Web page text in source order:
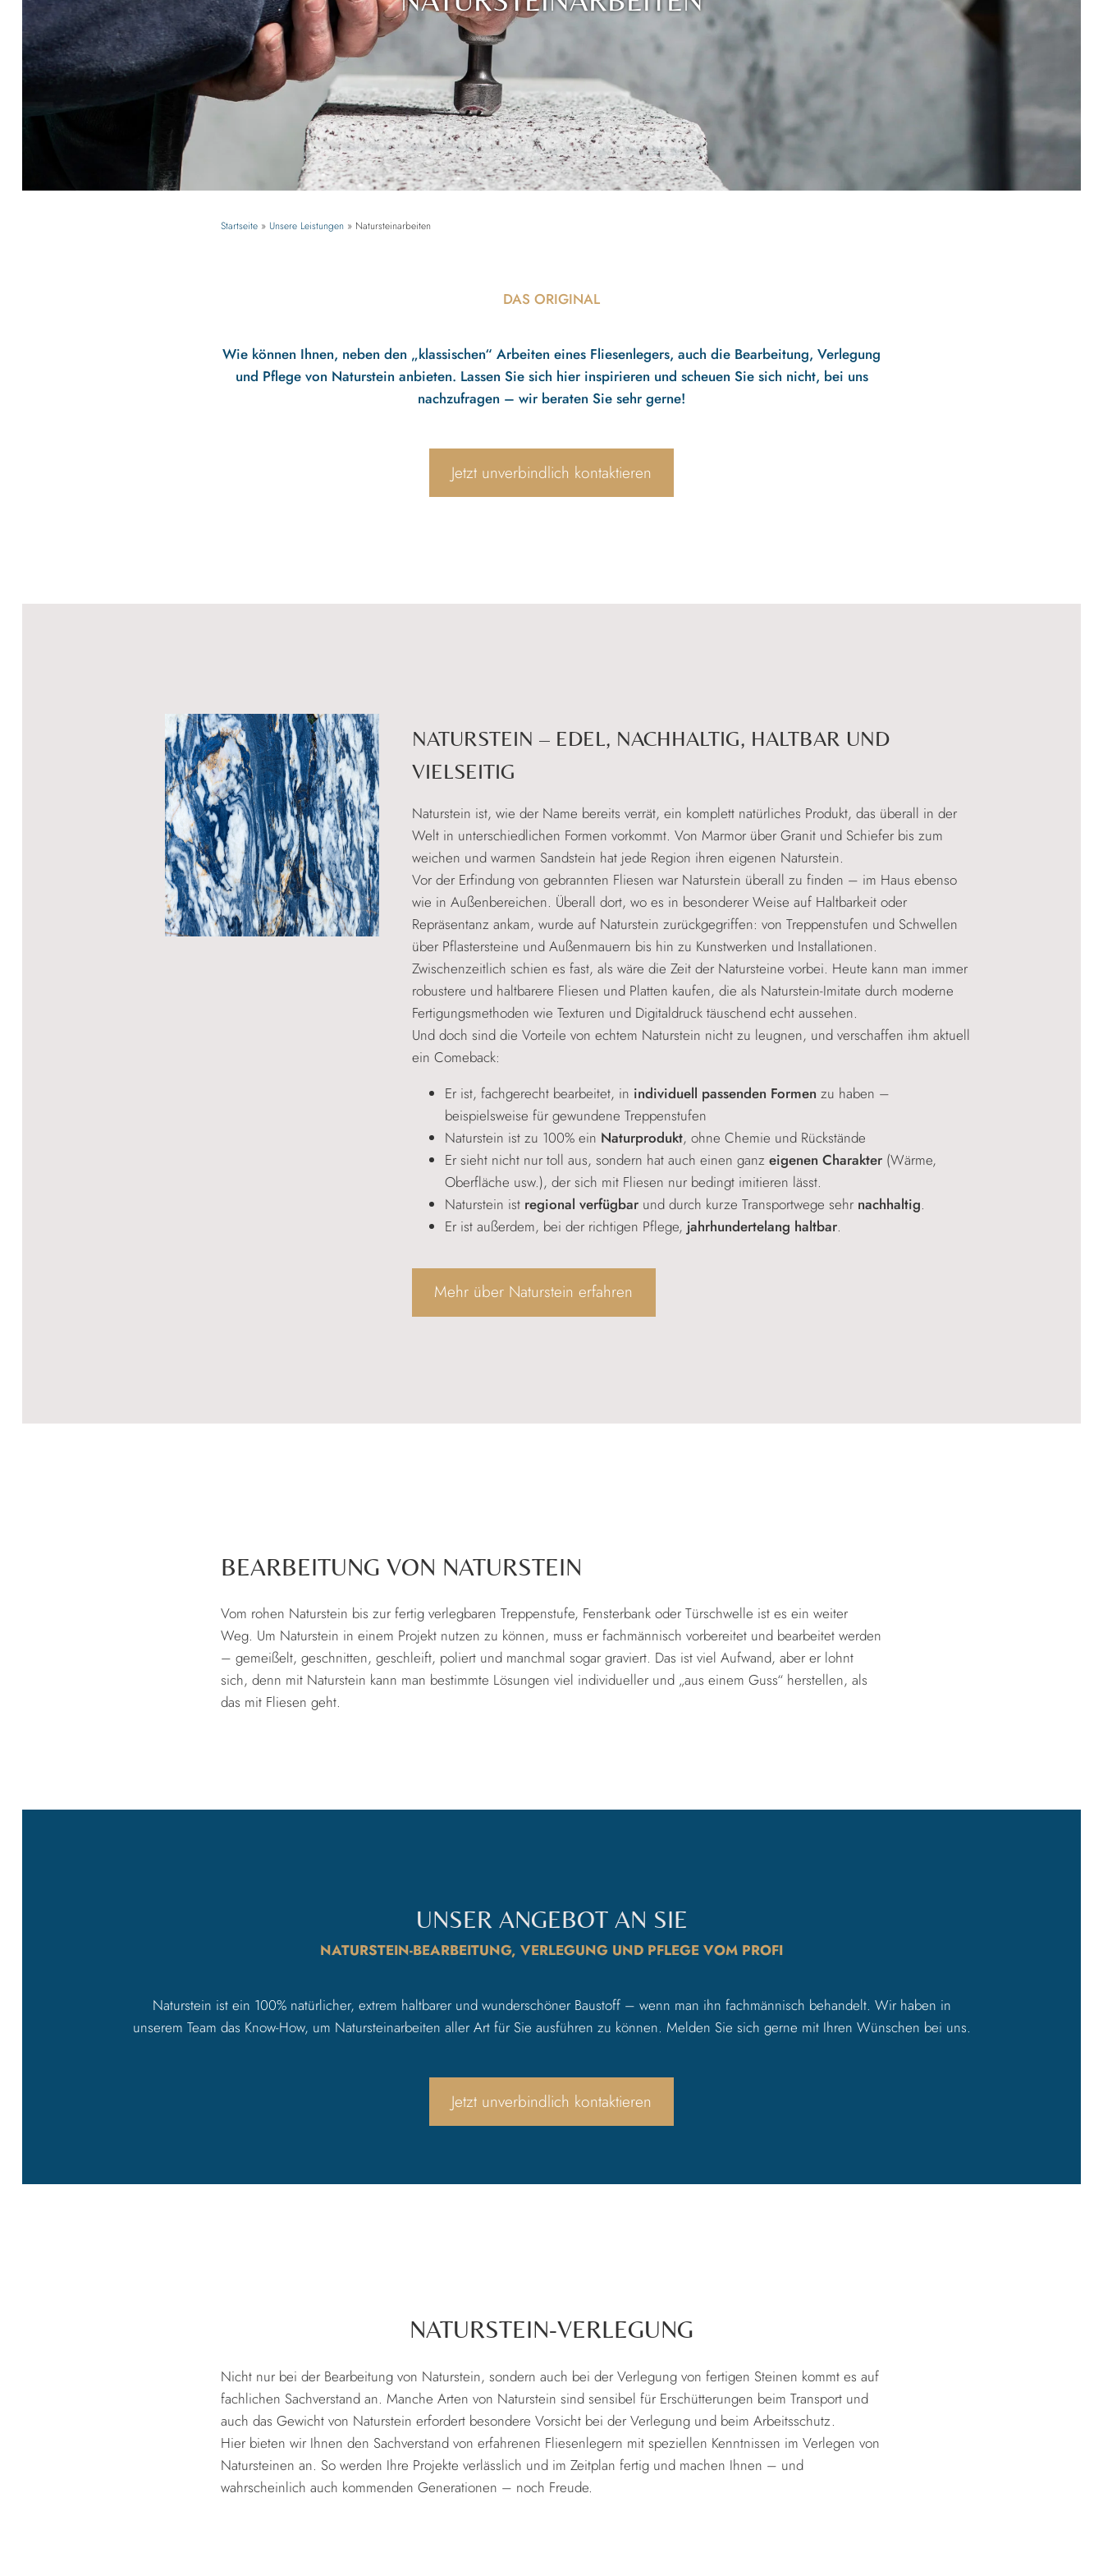
Startseite» Unsere Leistungen» Natursteinarbeiten
DAS ORIGINAL
Wie können Ihnen, neben den „klassischen“ Arbeiten eines Fliesenlegers, auch die Bearbeitung, Verlegung
und Pflege von Naturstein anbieten. Lassen Sie sich hier inspirieren und scheuen Sie sich nicht, bei uns
nachzufragen – wir beraten Sie sehr gerne!
Jetzt unverbindlich kontaktieren
NATURSTEIN – EDEL, NACHHALTIG, HALTBAR UND
VIELSEITIG
Naturstein ist, wie der Name bereits verrät, ein komplett natürliches Produkt, das überall in der
Welt in unterschiedlichen Formen vorkommt. Von Marmor über Granit und Schiefer bis zum
weichen und warmen Sandstein hat jede Region ihren eigenen Naturstein.
Vor der Erfindung von gebrannten Fliesen war Naturstein überall zu finden – im Haus ebenso
wie in Außenbereichen. Überall dort, wo es in besonderer Weise auf Haltbarkeit oder
Repräsentanz ankam, wurde auf Naturstein zurückgegriffen: von Treppenstufen und Schwellen
über Pflastersteine und Außenmauern bis hin zu Kunstwerken und Installationen.
Zwischenzeitlich schien es fast, als wäre die Zeit der Natursteine vorbei. Heute kann man immer
robustere und haltbarere Fliesen und Platten kaufen, die als Naturstein-Imitate durch moderne
Fertigungsmethoden wie Texturen und Digitaldruck täuschend echt aussehen.
Und doch sind die Vorteile von echtem Naturstein nicht zu leugnen, und verschaffen ihm aktuell
ein Comeback:
Er ist, fachgerecht bearbeitet, in individuell passenden Formen zu haben –
beispielsweise für gewundene Treppenstufen
Naturstein ist zu 100% ein Naturprodukt, ohne Chemie und Rückstände
Er sieht nicht nur toll aus, sondern hat auch einen ganz eigenen Charakter(Wärme,
Oberfläche usw.), der sich mit Fliesen nur bedingt imitieren lässt.
Naturstein ist regional verfügbarund durch kurze Transportwege sehr nachhaltig.
Er ist außerdem, bei der richtigen Pflege, jahrhundertelang haltbar.
Mehr über Naturstein erfahren
BEARBEITUNG VON NATURSTEIN
Vom rohen Naturstein bis zur fertig verlegbaren Treppenstufe, Fensterbank oder Türschwelle ist es ein weiter
Weg. Um Naturstein in einem Projekt nutzen zu können, muss er fachmännisch vorbereitet und bearbeitet werden
– gemeißelt, geschnitten, geschleift, poliert und manchmal sogar graviert. Das ist viel Aufwand, aber er lohnt
sich, denn mit Naturstein kann man bestimmte Lösungen viel individueller und „aus einem Guss“ herstellen, als
das mit Fliesen geht.
UNSER ANGEBOT AN SIE
NATURSTEIN-BEARBEITUNG, VERLEGUNG UND PFLEGE VOM PROFI
Naturstein ist ein 100% natürlicher, extrem haltbarer und wunderschöner Baustoff – wenn man ihn fachmännisch behandelt. Wir haben in
unserem Team das Know-How, um Natursteinarbeiten aller Art für Sie ausführen zu können. Melden Sie sich gerne mit Ihren Wünschen bei uns.
Jetzt unverbindlich kontaktieren
NATURSTEIN-VERLEGUNG
Nicht nur bei der Bearbeitung von Naturstein, sondern auch bei der Verlegung von fertigen Steinen kommt es auf
fachlichen Sachverstand an. Manche Arten von Naturstein sind sensibel für Erschütterungen beim Transport und
auch das Gewicht von Naturstein erfordert besondere Vorsicht bei der Verlegung und beim Arbeitsschutz.
Hier bieten wir Ihnen den Sachverstand von erfahrenen Fliesenlegern mit speziellen Kenntnissen im Verlegen von
Natursteinen an. So werden Ihre Projekte verlässlich und im Zeitplan fertig und machen Ihnen – und
wahrscheinlich auch kommenden Generationen – noch Freude.